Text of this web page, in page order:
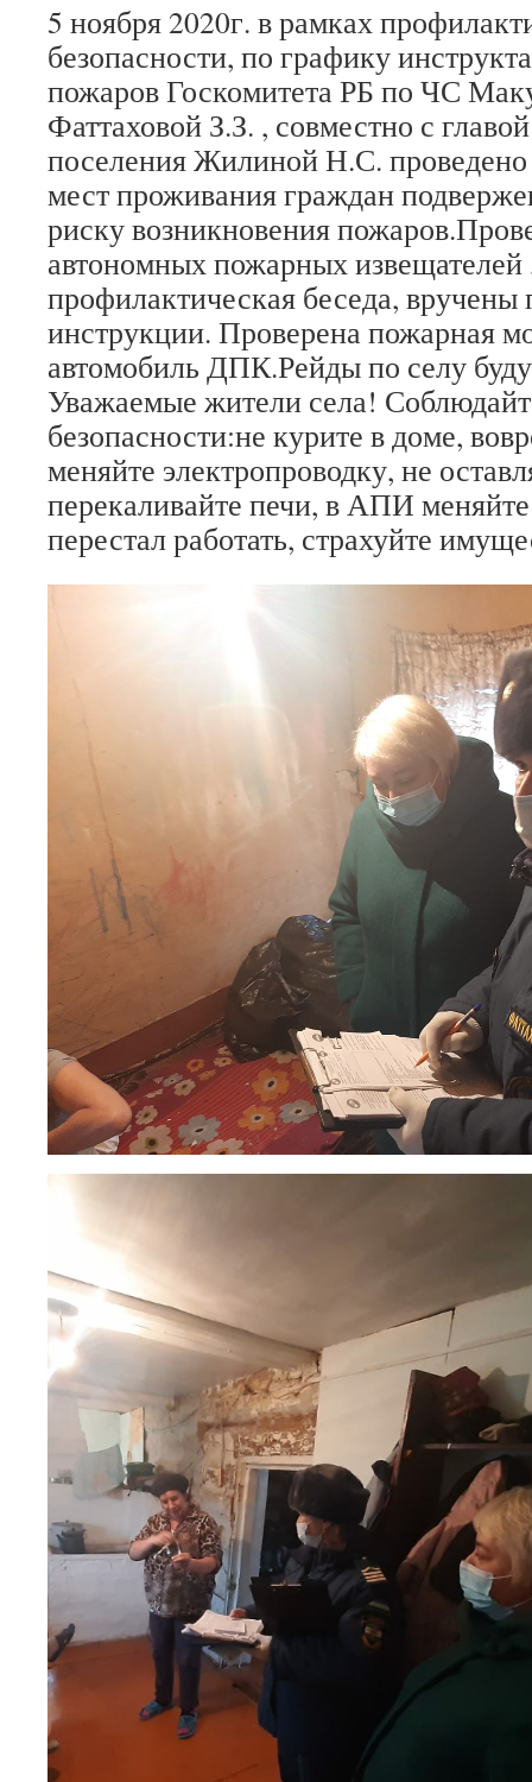
5 ноября 2020г. в рамках
безопасности, по графику
пожаров Госкомитета РБ по ЧС
Фаттаховой З.З. , совместно с
поселения Жилиной Н.С. проведено
мест проживания граждан
риску возникновения
автономных пожарных извещателей
профилактическая беседа, вручены
инструкции. Проверена пожарная
автомобиль ДПК.Рейды по селу
Уважаемые жители села!
безопасности:не курите в доме,
меняйте электропроводку, не
перекаливайте печи, в АПИ
перестал работать, страхуйте